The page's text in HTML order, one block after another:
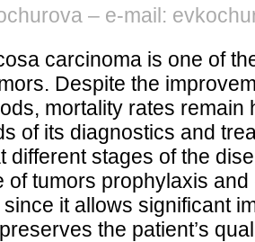
– e-mail:
carcinoma is one of
Despite the
mortality rates remain
of its diagnostics and
different stages of the
of tumors prophylaxis
it allows significant
the patient’s